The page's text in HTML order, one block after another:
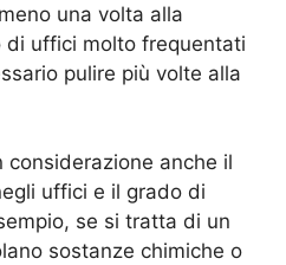
una volta alla
di uffici molto frequentati
pulire più volte alla
anche il
uffici e il grado di
se si tratta di un
sostanze chimiche o